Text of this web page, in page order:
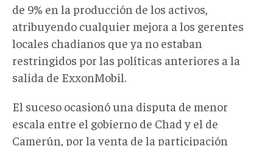
de 9% en la producción de los activos,
atribuyendo cualquier mejora a los gerentes
locales chadianos que ya no estaban
restringidos por las políticas anteriores a la
salida de ExxonMobil.
El suceso ocasionó una disputa de menor
escala entre el gobierno de Chad y el de
Camerún, por la venta de la participación